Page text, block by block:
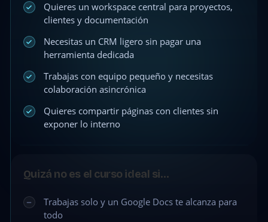
Quieres un workspace central para proyectos,
clientes y documentación
Necesitas un CRM ligero sin pagar una
herramienta dedicada
Trabajas con equipo pequeño y necesitas
colaboración asincrónica
Quieres compartir páginas con clientes sin
exponer lo interno
Quizá no es el curso ideal si…
Trabajas solo y un Google Docs te alcanza para
todo